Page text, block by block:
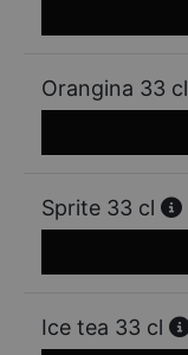
Orangina 33 cl
Sprite 33 cl
Ice tea 33 cl